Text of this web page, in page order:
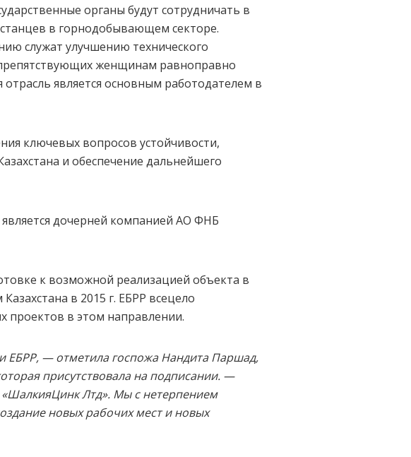
органы будут сотрудничать в
в горнодобывающем секторе.
служат улучшению технического
женщинам равноправно
является основным работодателем в
ключевых вопросов устойчивости,
и обеспечение дальнейшего
дочерней компанией АО ФНБ
к возможной реализацией объекта в
в 2015 г. ЕБРР всецело
проектов в этом направлении.
ЕБРР, — отметила госпожа Нандита Паршад,
присутствовала на подписании. —
Лтд». Мы с нетерпением
новых рабочих мест и новых